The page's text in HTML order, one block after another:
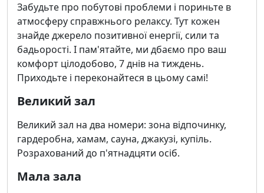
Забудьте про побутові проблеми і пориньте в
атмосферу справжнього релаксу. Тут кожен
знайде джерело позитивної енергії, сили та
бадьорості. І пам'ятайте, ми дбаємо про ваш
комфорт цілодобово, 7 днів на тиждень.
Приходьте і переконайтеся в цьому самі!
Великий зал
Великий зал на два номери: зона відпочинку,
гардеробна, хамам, сауна, джакузі, купіль.
Розрахований до п'ятнадцяти осіб.
Мала зала